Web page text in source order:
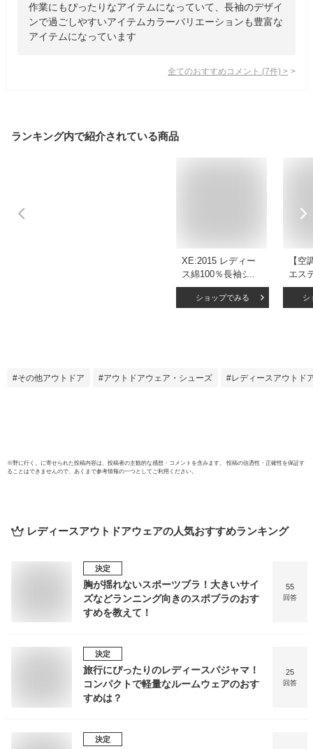
作業にもぴったりなアイテムになっていて、長袖のデザイ
ンで過ごしやすいアイテムカラーバリエーションも豊富な
アイテムになっています
全てのおすすめコメント (7件) >
ランキング内で紹介されている商品
XE:2015 レディー
ス綿100％長袖シャ
ツ2017年秋冬新作
作業着 作業服 レデ
ショップでみる
【空
エス
ゾン
ット
場 熱
シ
その他アウトドア アウトドアウェア・シューズ レディースアウトド
※野に行く。 に寄せられた投稿内容は、投稿者の主観的な感想・コメントを含みます。 投稿の信憑性・正確性を保証す
ることはできませんので、あくまで参考情報の一つとしてご利用ください。
レディースアウトドアウェアの人気おすすめランキング
決定
胸が揺れないスポーツブラ！大きいサイ
ズなどランニング向きのスポブラのおす
すめを教えて！
55
回答
決定
旅行にぴったりのレディースパジャマ！
コンパクトで軽量なルームウェアのおす
すめは？
25
回答
決定